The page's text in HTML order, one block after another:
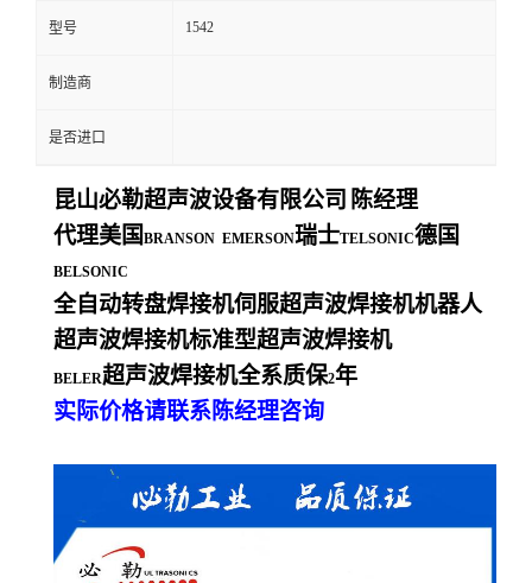
型号 1542
制造商
是否进口
昆山必勒超声波设备有限公司 陈经理
代理美国 BRANSON EMERSON瑞士TELSONIC德国
BELSONIC
全自动转盘焊接机伺服超声波焊接机机器人
超声波焊接机标准型超声波焊接机
BELER超声波焊接机全系质保2年
实际价格请联系陈经理咨询